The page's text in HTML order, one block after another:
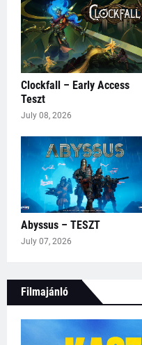
Clockfall – Early Access
Teszt
July 08, 2026
Abyssus – TESZT
July 07, 2026
Filmajánló